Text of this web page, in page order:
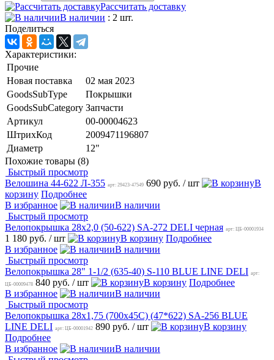
Рассчитать доставку
В наличии : 2 шт.
Поделиться
Характеристики:
Прочие
Новая поставка
02 мая 2023
GoodsSubType
Покрышки
GoodsSubCategory Запчасти
Артикул
00-00004623
ШтрихКод
2009471196807
Диаметр
12"
Похожие товары (8)
Быстрый просмотр
Велошина 44-622 Л-355 арт: 29423-47549 690 руб. / шт
В
корзину Подробнее
В избранное
В наличии
Быстрый просмотр
Велопокрышка 28х2,0 (50-622) SA-272 DELI черная арт: ЦБ-00001934
1 180 руб. / шт В корзину Подробнее
В избранное
В наличии
Быстрый просмотр
Велопокрышка 28" 1-1/2 (635-40) S-110 BLUE LINE DELI арт:
ЦБ-00009478 840 руб. / шт В корзину Подробнее
В избранное
В наличии
Быстрый просмотр
Велопокрышка 28х1,75 (700х45C) (47*622) SA-256 BLUE
LINE DELI арт: ЦБ-00001942 890 руб. / шт
В корзину
Подробнее
В избранное
В наличии